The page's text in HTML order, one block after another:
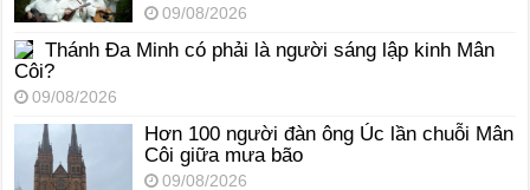
09/08/2026
Thánh Đa Minh có phải là người sáng lập kinh Mân
Côi?
09/08/2026
Hơn 100 người đàn ông Úc lần chuỗi Mân
Côi giữa mưa bão
09/08/2026